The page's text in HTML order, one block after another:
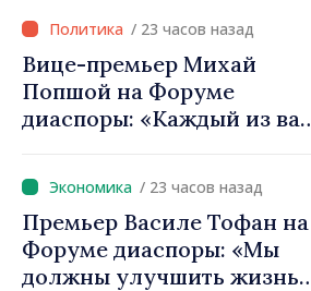
фонды для инвестиций.
Игорь Гросу: «Важно
преодолеть препятствия и
дать населённым пунктам
шанс развиваться»
/ 23 часов назад
Вице-премьер Михай
Попшой на Форуме
диаспоры: «Каждый из вас
вносит вклад в
продвижение имиджа
Республики Молдова»
/ 23 часов назад
Премьер Василе Тофан на
Форуме диаспоры: «Мы
должны улучшить жизнь